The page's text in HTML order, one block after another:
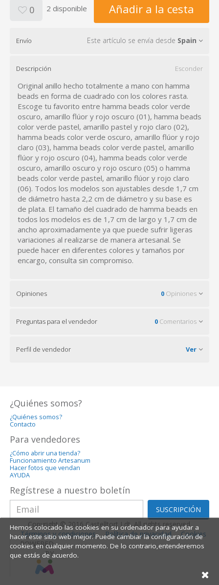
0 2 disponible Añadir a la cesta
Envío Este artículo se envía desde Spain
Descripción Esconder
Original anillo hecho totalmente a mano con hamma
beads en forma de cuadrado con los colores rasta.
Escoge tu favorito entre hamma beads color verde
oscuro, amarillo flúor y rojo oscuro (01), hamma beads
color verde pastel, amarillo pastel y rojo claro (02),
hamma beads color verde oscuro, amarillo flúor y rojo
claro (03), hamma beads color verde pastel, amarillo
flúor y rojo oscuro (04), hamma beads color verde
oscuro, amarillo oscuro y rojo oscuro (05) o hamma
beads color verde pastel, amarillo flúor y rojo claro
(06). Todos los modelos son ajustables desde 1,7 cm
de diámetro hasta 2,2 cm de diámetro y su base es
de plata. El tamaño del cuadrado de hamma beads en
todos los modelos es de 1,7 cm de largo y 1,7 cm de
ancho aproximadamente ya que puede sufrir ligeras
variaciones al realizarse de manera artesanal. Se
puede hacer en diferentes colores y tamaños por
encargo, consulta sin compromiso.
Opiniones 0 Opiniones
Preguntas para el vendedor 0 Comentarios
Perfil de vendedor Ver
¿Quiénes somos?
¿Quiénes somos?
Contacto
Para vendedores
¿Cómo abrir una tienda?
Funcionamiento Artesanum
Hacer fotos que vendan
AYUDA
Regístrese a nuestro boletín
SUSCRIPCIÓN
Copyright © 2016 Castelltort Ldt. All rights reserved.
Términos y condiciones
Política de privacidad
Cookies
POWERED
BY
Hemos colocado las cookies en su ordenador para ayudar a
hacer este sitio web mejor. Puede cambiar la configuración de
cookies en cualquier momento. De lo contrario,entenderemos
que estás de acuerdo.